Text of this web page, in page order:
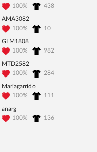
100%
438
AMA3082
100%
10
GLM1808
100%
982
MTD2582
100%
284
Mariagarrido
100%
111
anarg
100%
136